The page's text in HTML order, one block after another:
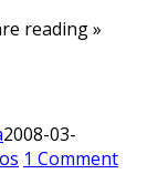
reading »
2008-03-
1 Comment